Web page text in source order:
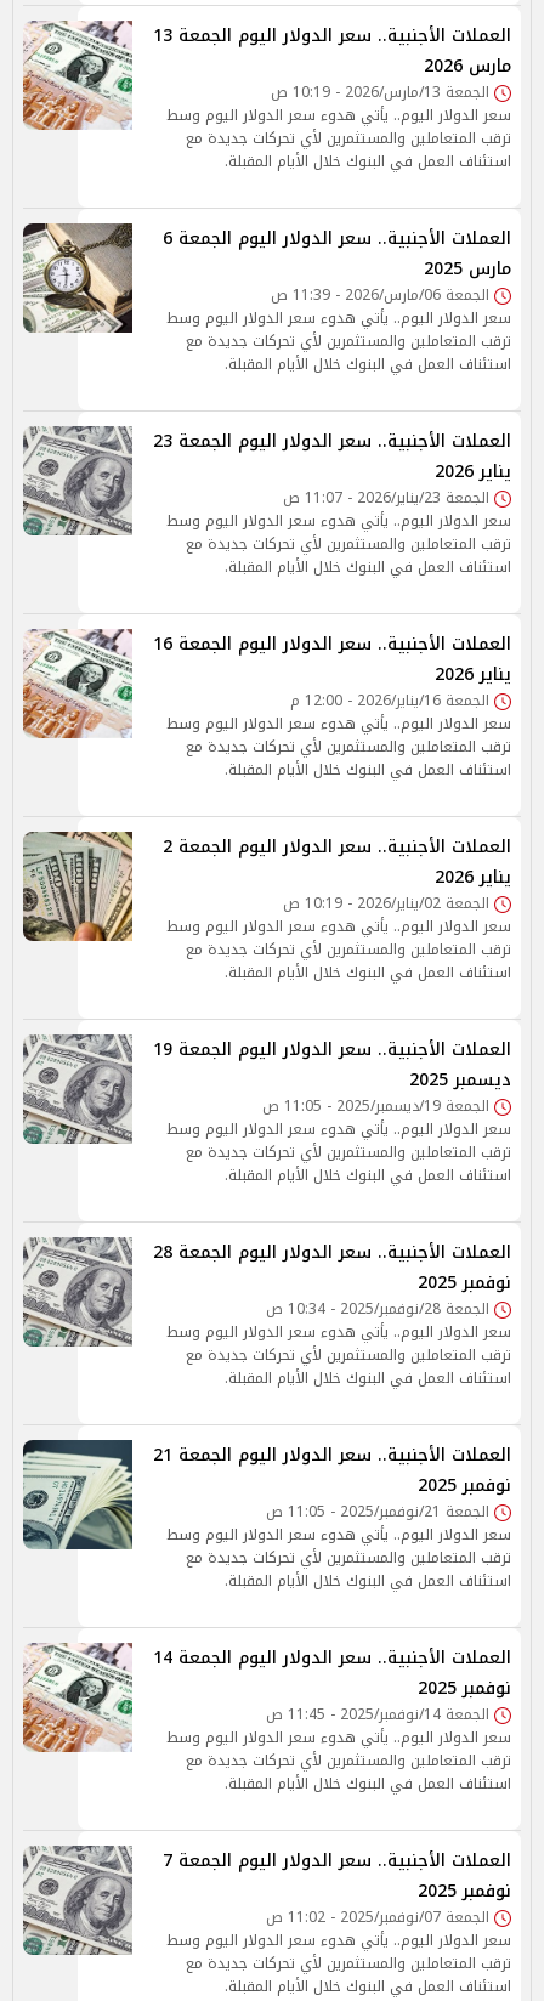
العملات الأجنبية.. سعر الدولار اليوم الجمعة 13
مارس 2026
الجمعة 13/مارس/2026 - 10:19 ص
سعر الدولار اليوم.. يأتي هدوء سعر الدولار اليوم وسط
ترقب المتعاملين والمستثمرين لأي تحركات جديدة مع
استئناف العمل في البنوك خلال الأيام المقبلة.
العملات الأجنبية.. سعر الدولار اليوم الجمعة 6
مارس 2025
الجمعة 06/مارس/2026 - 11:39 ص
سعر الدولار اليوم.. يأتي هدوء سعر الدولار اليوم وسط
ترقب المتعاملين والمستثمرين لأي تحركات جديدة مع
استئناف العمل في البنوك خلال الأيام المقبلة.
العملات الأجنبية.. سعر الدولار اليوم الجمعة 23
يناير 2026
الجمعة 23/يناير/2026 - 11:07 ص
سعر الدولار اليوم.. يأتي هدوء سعر الدولار اليوم وسط
ترقب المتعاملين والمستثمرين لأي تحركات جديدة مع
استئناف العمل في البنوك خلال الأيام المقبلة.
العملات الأجنبية.. سعر الدولار اليوم الجمعة 16
يناير 2026
الجمعة 16/يناير/2026 - 12:00 م
سعر الدولار اليوم.. يأتي هدوء سعر الدولار اليوم وسط
ترقب المتعاملين والمستثمرين لأي تحركات جديدة مع
استئناف العمل في البنوك خلال الأيام المقبلة.
العملات الأجنبية.. سعر الدولار اليوم الجمعة 2
يناير 2026
الجمعة 02/يناير/2026 - 10:19 ص
سعر الدولار اليوم.. يأتي هدوء سعر الدولار اليوم وسط
ترقب المتعاملين والمستثمرين لأي تحركات جديدة مع
استئناف العمل في البنوك خلال الأيام المقبلة.
العملات الأجنبية.. سعر الدولار اليوم الجمعة 19
ديسمبر 2025
الجمعة 19/ديسمبر/2025 - 11:05 ص
سعر الدولار اليوم.. يأتي هدوء سعر الدولار اليوم وسط
ترقب المتعاملين والمستثمرين لأي تحركات جديدة مع
استئناف العمل في البنوك خلال الأيام المقبلة.
العملات الأجنبية.. سعر الدولار اليوم الجمعة 28
نوفمبر 2025
الجمعة 28/نوفمبر/2025 - 10:34 ص
سعر الدولار اليوم.. يأتي هدوء سعر الدولار اليوم وسط
ترقب المتعاملين والمستثمرين لأي تحركات جديدة مع
استئناف العمل في البنوك خلال الأيام المقبلة.
العملات الأجنبية.. سعر الدولار اليوم الجمعة 21
نوفمبر 2025
الجمعة 21/نوفمبر/2025 - 11:05 ص
سعر الدولار اليوم.. يأتي هدوء سعر الدولار اليوم وسط
ترقب المتعاملين والمستثمرين لأي تحركات جديدة مع
استئناف العمل في البنوك خلال الأيام المقبلة.
العملات الأجنبية.. سعر الدولار اليوم الجمعة 14
نوفمبر 2025
الجمعة 14/نوفمبر/2025 - 11:45 ص
سعر الدولار اليوم.. يأتي هدوء سعر الدولار اليوم وسط
ترقب المتعاملين والمستثمرين لأي تحركات جديدة مع
استئناف العمل في البنوك خلال الأيام المقبلة.
العملات الأجنبية.. سعر الدولار اليوم الجمعة 7
نوفمبر 2025
الجمعة 07/نوفمبر/2025 - 11:02 ص
سعر الدولار اليوم.. يأتي هدوء سعر الدولار اليوم وسط
ترقب المتعاملين والمستثمرين لأي تحركات جديدة مع
استئناف العمل في البنوك خلال الأيام المقبلة.